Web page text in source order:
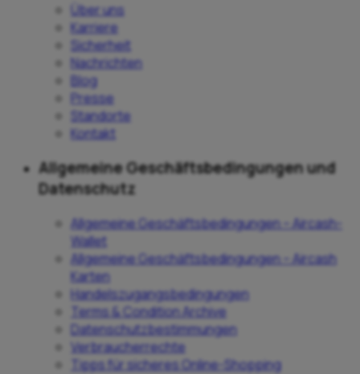
Über uns
Karriere
Sicherheit
Nachrichten
Blog
Presse
Standorte
Kontakt
Allgemeine Geschäftsbedingungen und
Datenschutz
Allgemeine Geschäftsbedingungen – Aircash-
Wallet
Allgemeine Geschäftsbedingungen – Aircash
Karten
Handelszugangsbedingungen
Terms & Condition Archive
Datenschutzbestimmungen
Verbraucherrechte
Tipps für sicheres Online-Shopping